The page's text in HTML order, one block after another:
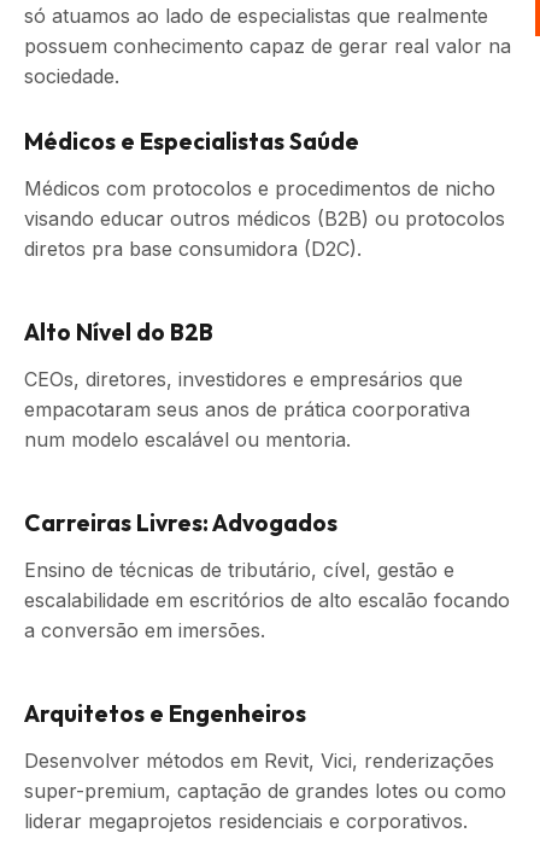
só atuamos ao lado de especialistas que realmente
possuem conhecimento capaz de gerar real valor na
sociedade.
Médicos e Especialistas Saúde
Médicos com protocolos e procedimentos de nicho
visando educar outros médicos (B2B) ou protocolos
diretos pra base consumidora (D2C).
Alto Nível do B2B
CEOs, diretores, investidores e empresários que
empacotaram seus anos de prática coorporativa
num modelo escalável ou mentoria.
Carreiras Livres: Advogados
Ensino de técnicas de tributário, cível, gestão e
escalabilidade em escritórios de alto escalão focando
a conversão em imersões.
Arquitetos e Engenheiros
Desenvolver métodos em Revit, Vici, renderizações
super-premium, captação de grandes lotes ou como
liderar megaprojetos residenciais e corporativos.